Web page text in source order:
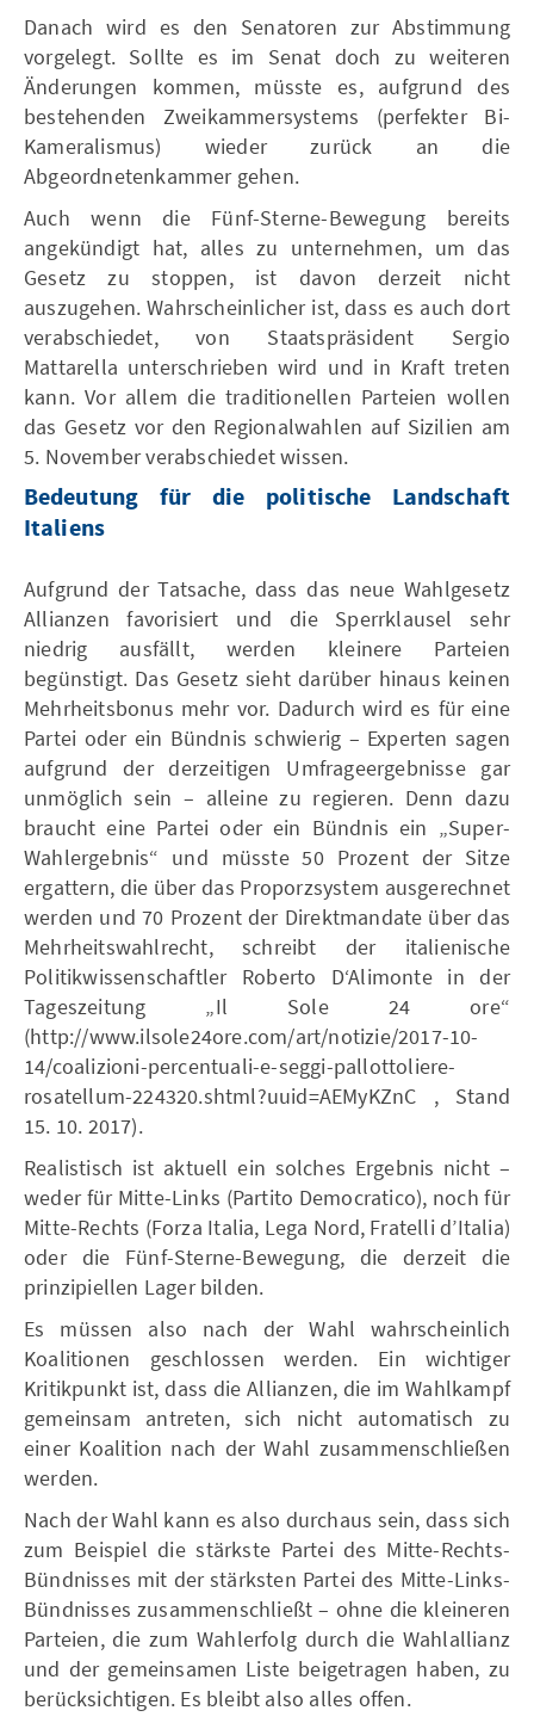
Danach wird es den Senatoren zur Abstimmung
vorgelegt. Sollte es im Senat doch zu weiteren
Änderungen kommen, müsste es, aufgrund des
bestehenden Zweikammersystems (perfekter Bi-
Kameralismus) wieder zurück an die
Abgeordnetenkammer gehen.
Auch wenn die Fünf-Sterne-Bewegung bereits
angekündigt hat, alles zu unternehmen, um das
Gesetz zu stoppen, ist davon derzeit nicht
auszugehen. Wahrscheinlicher ist, dass es auch dort
verabschiedet, von Staatspräsident Sergio
Mattarella unterschrieben wird und in Kraft treten
kann. Vor allem die traditionellen Parteien wollen
das Gesetz vor den Regionalwahlen auf Sizilien am
5. November verabschiedet wissen.
Bedeutung für die politische Landschaft
Italiens
Aufgrund der Tatsache, dass das neue Wahlgesetz
Allianzen favorisiert und die Sperrklausel sehr
niedrig ausfällt, werden kleinere Parteien
begünstigt. Das Gesetz sieht darüber hinaus keinen
Mehrheitsbonus mehr vor. Dadurch wird es für eine
Partei oder ein Bündnis schwierig – Experten sagen
aufgrund der derzeitigen Umfrageergebnisse gar
unmöglich sein – alleine zu regieren. Denn dazu
braucht eine Partei oder ein Bündnis ein „Super-
Wahlergebnis“ und müsste 50 Prozent der Sitze
ergattern, die über das Proporzsystem ausgerechnet
werden und 70 Prozent der Direktmandate über das
Mehrheitswahlrecht, schreibt der italienische
Politikwissenschaftler Roberto D‘Alimonte in der
Tageszeitung „Il Sole 24 ore“
(http://www.ilsole24ore.com/art/notizie/2017-10-
14/coalizioni-percentuali-e-seggi-pallottoliere-
rosatellum-224320.shtml?uuid=AEMyKZnC , Stand
15. 10. 2017).
Realistisch ist aktuell ein solches Ergebnis nicht –
weder für Mitte-Links (Partito Democratico), noch für
Mitte-Rechts (Forza Italia, Lega Nord, Fratelli d’Italia)
oder die Fünf-Sterne-Bewegung, die derzeit die
prinzipiellen Lager bilden.
Es müssen also nach der Wahl wahrscheinlich
Koalitionen geschlossen werden. Ein wichtiger
Kritikpunkt ist, dass die Allianzen, die im Wahlkampf
gemeinsam antreten, sich nicht automatisch zu
einer Koalition nach der Wahl zusammenschließen
werden.
Nach der Wahl kann es also durchaus sein, dass sich
zum Beispiel die stärkste Partei des Mitte-Rechts-
Bündnisses mit der stärksten Partei des Mitte-Links-
Bündnisses zusammenschließt – ohne die kleineren
Parteien, die zum Wahlerfolg durch die Wahlallianz
und der gemeinsamen Liste beigetragen haben, zu
berücksichtigen. Es bleibt also alles offen.